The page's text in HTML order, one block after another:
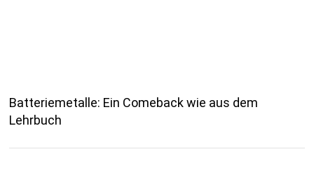
Batteriemetalle: Ein Comeback wie aus dem
Lehrbuch